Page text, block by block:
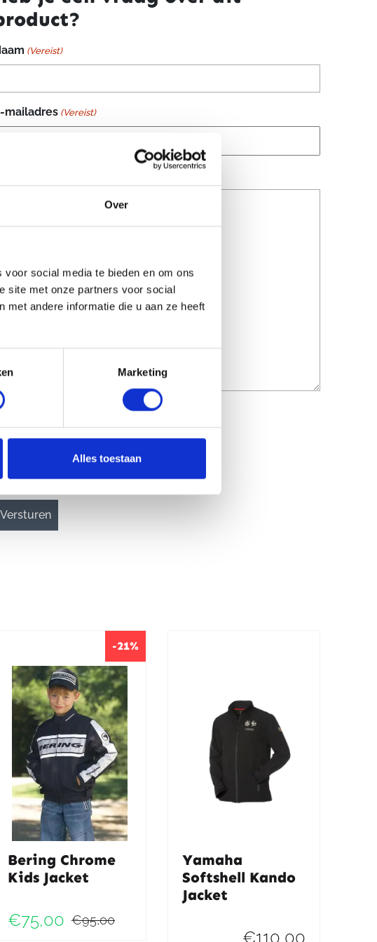
Over
social media te bieden en om ons
site met onze partners voor social
met andere informatie die u aan ze heeft
Marketing
Alles toestaan
(Vereist)
mailadres (Vereist)
-21%
Bering Chrome
Kids Jacket
€95,00
Oorspronkelijke
€75,00
Yamaha
Softshell Kando
Jacket
€110,00